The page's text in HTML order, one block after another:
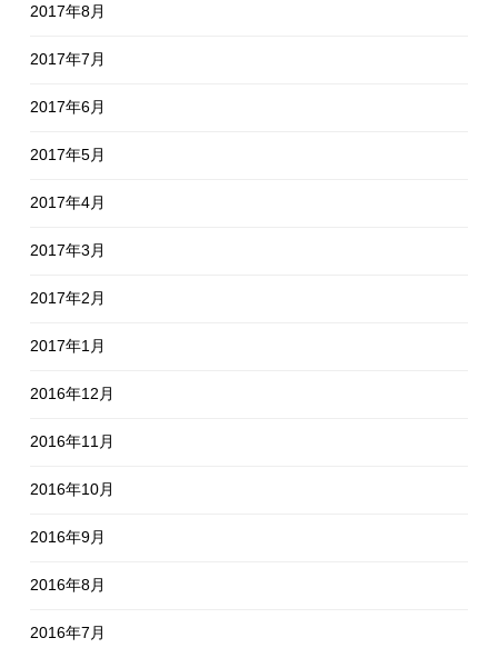
2017年8月
2017年7月
2017年6月
2017年5月
2017年4月
2017年3月
2017年2月
2017年1月
2016年12月
2016年11月
2016年10月
2016年9月
2016年8月
2016年7月